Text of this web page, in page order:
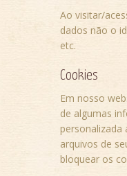
Ao visitar/
dados não o
etc.
Cookies
Em nosso
de algumas
personalizada
arquivos de
bloquear os